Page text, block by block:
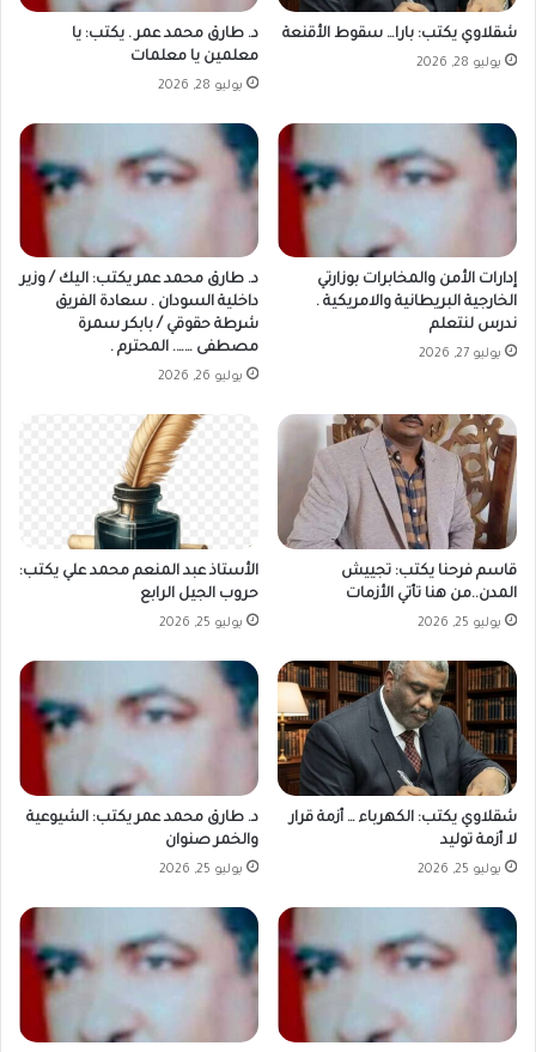
شقلاوي يكتب: بارا… سقوط الأقنعة
يوليو 28, 2026
د. طارق محمد عمر . يكتب: يا
معلمين يا معلمات
يوليو 28, 2026
إدارات الأمن والمخابرات بوزارتي
الخارجية البريطانية والامريكية .
ندرس لنتعلم
يوليو 27, 2026
د. طارق محمد عمر يكتب: اليك / وزير
داخلية السودان . سعادة الفريق
شرطة حقوقي / بابكر سمرة
مصطفى ……. المحترم .
يوليو 26, 2026
قاسم فرحنا يكتب: تجييش
المدن..من هنا تأتي الأزمات
يوليو 25, 2026
الأستاذ عبد المنعم محمد علي يكتب:
حروب الجيل الرابع
يوليو 25, 2026
شقلاوي يكتب: الكهرباء … أزمة قرار
لا أزمة توليد
يوليو 25, 2026
د. طارق محمد عمر يكتب: الشيوعية
والخمر صنوان
يوليو 25, 2026